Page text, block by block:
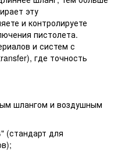
эту
и контролируете
пистолета.
и систем с
где точность
шлангом и воздушным
(стандарт для